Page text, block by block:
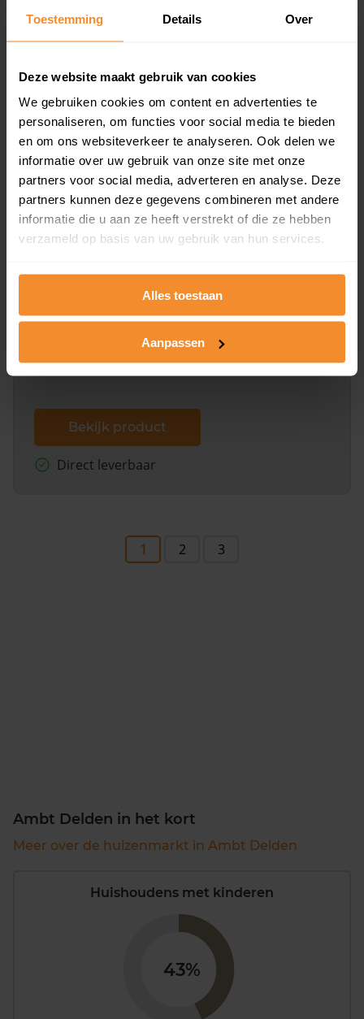
Toestemming Details Over
Deze website maakt gebruik van cookies
We gebruiken cookies om content en advertenties te
personaliseren, om functies voor social media te bieden
en om ons websiteverkeer te analyseren. Ook delen we
informatie over uw gebruik van onze site met onze
partners voor social media, adverteren en analyse. Deze
partners kunnen deze gegevens combineren met andere
informatie die u aan ze heeft verstrekt of die ze hebben
verzameld op basis van uw gebruik van hun services.
Alles toestaan
Aanpassen
Een overzicht van alle verkochte woningen (koopsom
Bekijk product
Direct leverbaar
Een uitgebreid overzicht van het perceel en
dit inclusief de luchtfoto!
Bekijk product
Direct leverbaar
1 2 3
Ambt Delden in het kort
Meer over de huizenmarkt in Ambt Delden
Huishoudens met kinderen
43%